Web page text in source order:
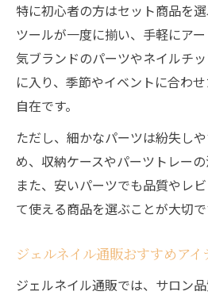
特に初心者の方はセット商品を
ツールが一度に揃い、手軽にア
気ブランドのパーツやネイルチ
に入り、季節やイベントに合わ
自在です。
ただし、細かなパーツは紛失し
め、収納ケースやパーツトレーの
また、安いパーツでも品質やレ
て使える商品を選ぶことが大切で
ジェルネイル通販おすすめア
ジェルネイル通販では、サロン